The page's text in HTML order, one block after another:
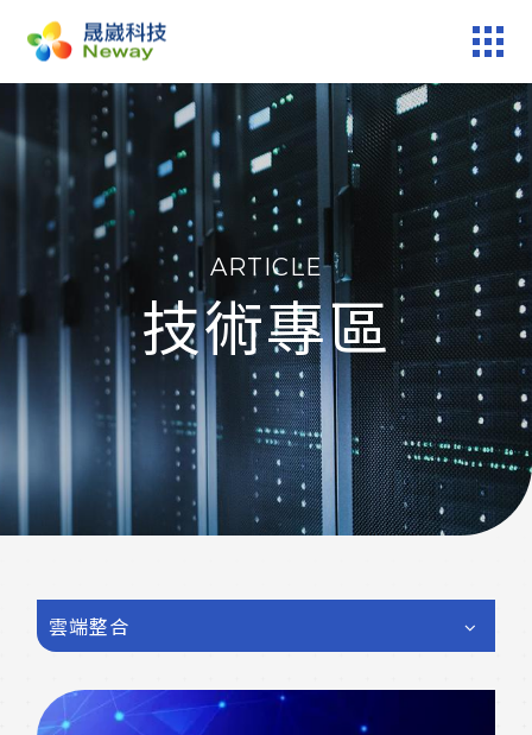
ARTICLE
技術專區
雲端整合
產品服務
技術專區
新聞中心
關於晟崴
技術報修